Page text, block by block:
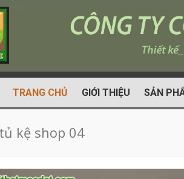
TRANG CHỦ GIỚI THIỆU SẢN
kệ shop 04